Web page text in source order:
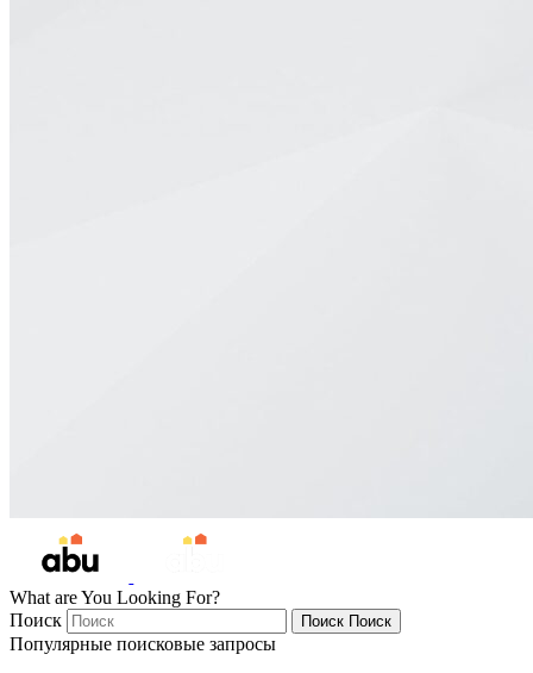
What are You Looking For?
Поиск
Поиск Поиск
Популярные поисковые запросы